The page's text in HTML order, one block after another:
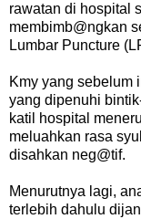
rawatan di hospital
membimb@ngkan
Lumbar Puncture
Kmy yang sebelum
yang dipenuhi
katil hospital
meluahkan rasa
disahkan neg@tif.
Menurutnya lagi,
terlebih dahulu